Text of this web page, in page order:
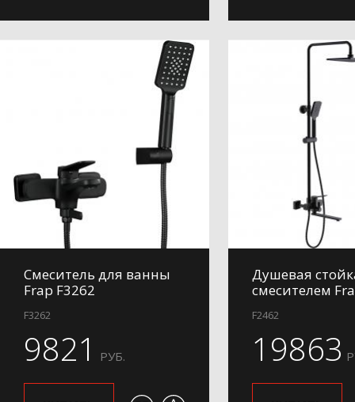
Смеситель для ванны
Frap F3262
F3262
9821 РУБ.
Душевая
смесителем
F2462
19863